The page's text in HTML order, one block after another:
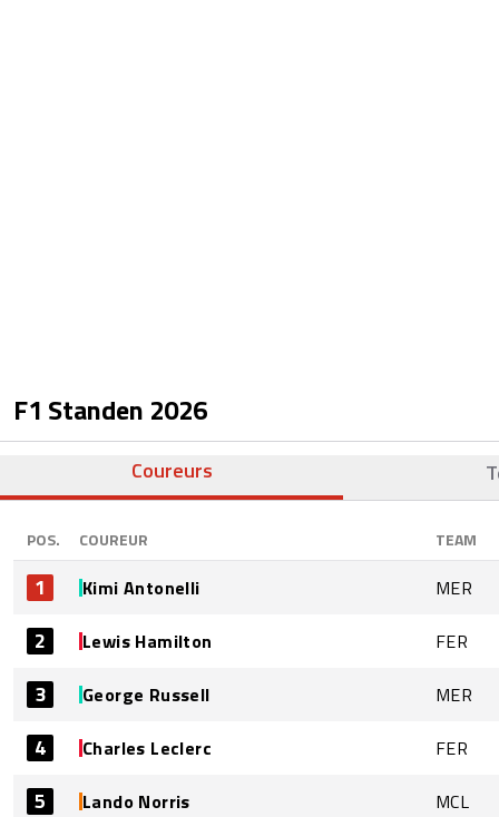
F1 Standen 2026
Coureurs
POS. COUREUR TEAM
1 Kimi Antonelli MER
2 Lewis Hamilton FER
3 George Russell MER
4 Charles Leclerc FER
5 Lando Norris MCL